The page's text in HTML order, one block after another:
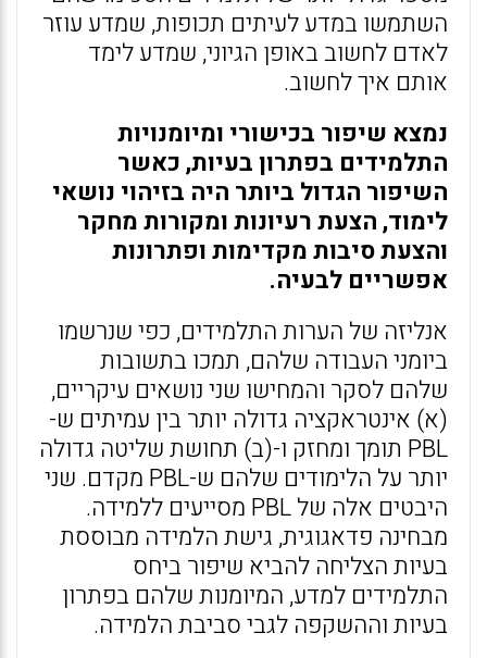
השתמשו במדע לעיתים תכופות, שמדע עוזר
לאדם לחשוב באופן הגיוני, שמדע לימד
אותם איך לחשוב.
נמצא שיפור בכישורי ומיומנויות
התלמידים בפתרון בעיות, כאשר
השיפור הגדול ביותר היה בזיהוי נושאי
לימוד, הצעת רעיונות ומקורות מחקר
והצעת סיבות מקדימות ופתרונות
אפשריים לבעיה.
אנליזה של הערות התלמידים, כפי שנרשמו
ביומני העבודה שלהם, תמכו בתשובות
שלהם לסקר והמחישו שני נושאים עיקריים,
(א) אינטראקציה גדולה יותר בין עמיתים ש-
PBL תומך ומחזק ו-(ב) תחושת שליטה גדולה
יותר על הלימודים שלהם ש-PBL מקדם. שני
היבטים אלה של PBL מסייעים ללמידה.
מבחינה פדאגוגית, גישת הלמידה מבוססת
בעיות הצליחה להביא שיפור ביחס
התלמידים למדע, המיומנות שלהם בפתרון
בעיות וההשקפה לגבי סביבת הלמידה.